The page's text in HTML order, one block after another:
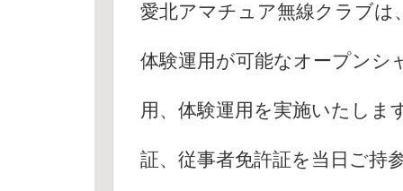
愛北アマチュア無線クラブは
体験運用が可能なオープンシ
用、体験運用を実施いたしま
証、従事者免許証を当日ご持